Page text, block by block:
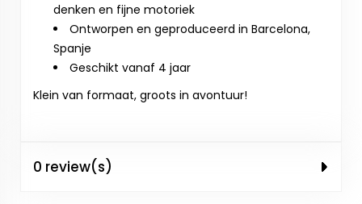
denken en fijne motoriek
Ontworpen en geproduceerd in Barcelona,
Spanje
Geschikt vanaf 4 jaar
Klein van formaat, groots in avontuur!
0 review(s)